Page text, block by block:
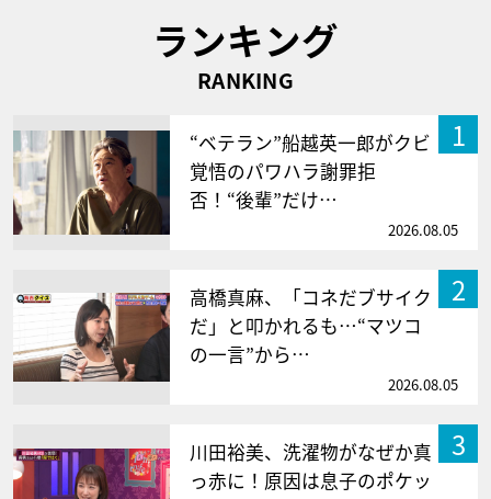
ランキング
RANKING
1
“ベテラン”船越英一郎がクビ
覚悟のパワハラ謝罪拒
否！“後輩”だけ…
2026.08.05
2
高橋真麻、「コネだブサイク
だ」と叩かれるも…“マツコ
の一言”から…
2026.08.05
3
川田裕美、洗濯物がなぜか真
っ赤に！原因は息子のポケッ